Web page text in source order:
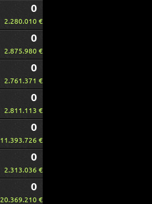
0
2.280.010 €
0
2.875.980 €
0
2.761.371 €
0
2.811.113 €
0
11.393.726 €
0
2.313.036 €
0
20.369.210 €